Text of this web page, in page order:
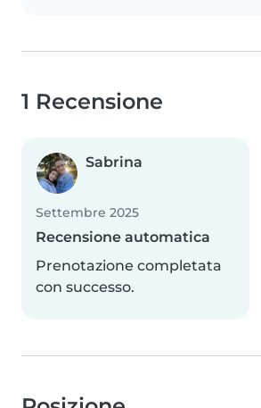
1 Recensione
Sabrina
Settembre 2025
Recensione automatica
Prenotazione completata
con successo.